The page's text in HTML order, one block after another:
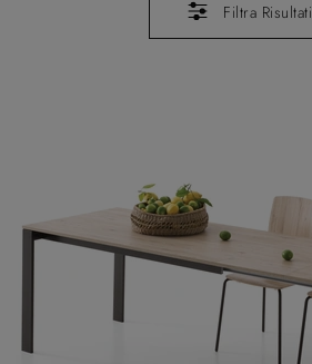
Filtra Risultati